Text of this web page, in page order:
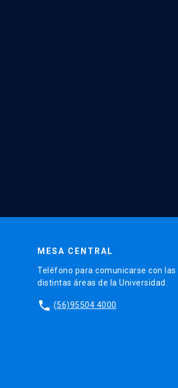
MESA CENTRAL
Teléfono para comunicarse con las
distintas áreas de la Universidad.
phone (56)95504 4000